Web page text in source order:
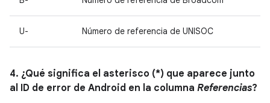
U- Número de referencia de UNISOC
4. ¿Qué significa el asterisco (*) que aparece junto
al ID de error de Android en la columna Referencias?